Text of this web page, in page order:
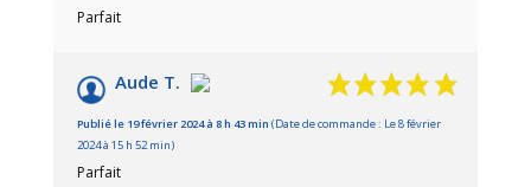
Parfait
Aude T.
Publié le 19 février 2024 à 8 h 43 min (Date de commande : Le 8 février
2024 à 15 h 52 min)
Parfait